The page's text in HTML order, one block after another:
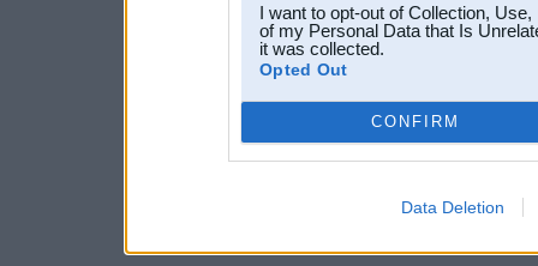
I want to opt-out of Collection,
of my Personal Data that Is
it was collected.
Opted Out
CONFIRM
Data Deletion